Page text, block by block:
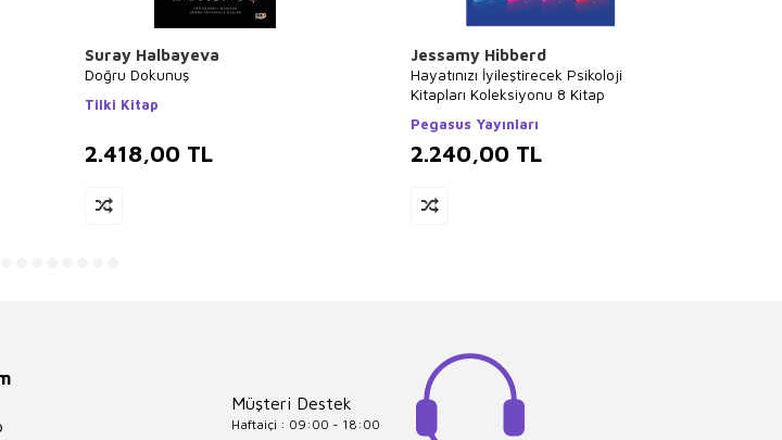
Suray Halbayeva
Doğru Dokunuş
Tilki Kitap
2.418,00 TL
Jessamy Hibberd
Hayatınızı İyileştirecek Psikoloji
Kitapları Koleksiyonu 8 Kitap
Pegasus Yayınları
2.240,00 TL
Müşteri Destek
Haftaiçi : 09:00 - 18:00